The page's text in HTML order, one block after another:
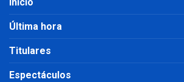
Última hora
Titulares
Espectáculos